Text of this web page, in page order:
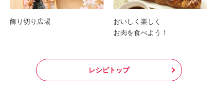
飾り切り広場
おいしく楽しく
お肉を食べよう！
レシピトップ